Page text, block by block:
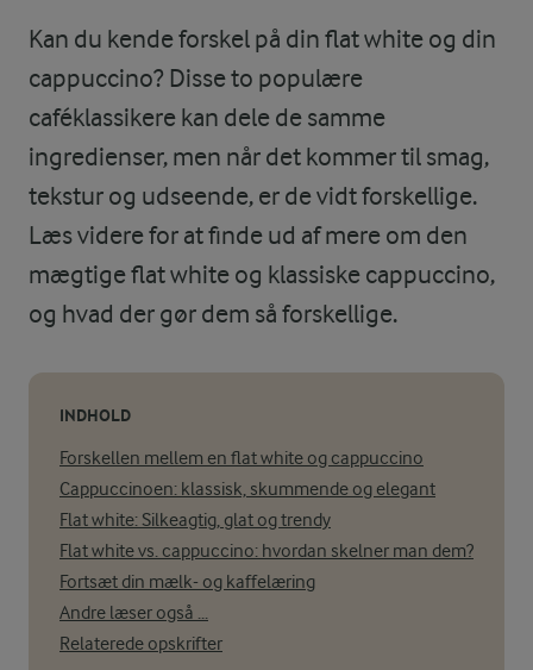
Kan du kende forskel på din flat white og din
cappuccino? Disse to populære
caféklassikere kan dele de samme
ingredienser, men når det kommer til smag,
tekstur og udseende, er de vidt forskellige.
Læs videre for at finde ud af mere om den
mægtige flat white og klassiske cappuccino,
og hvad der gør dem så forskellige.
INDHOLD
Forskellen mellem en flat white og cappuccino
Cappuccinoen: klassisk, skummende og elegant
Flat white: Silkeagtig, glat og trendy
Flat white vs. cappuccino: hvordan skelner man dem?
Fortsæt din mælk- og kaffelæring
Andre læser også ...
Relaterede opskrifter